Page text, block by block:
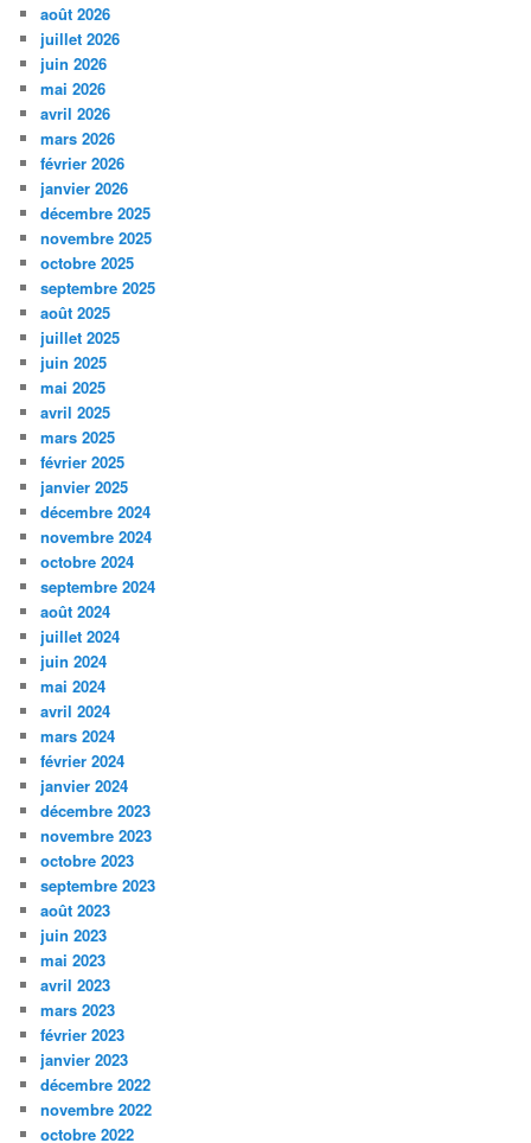
août 2026
juillet 2026
juin 2026
mai 2026
avril 2026
mars 2026
février 2026
janvier 2026
décembre 2025
novembre 2025
octobre 2025
septembre 2025
août 2025
juillet 2025
juin 2025
mai 2025
avril 2025
mars 2025
février 2025
janvier 2025
décembre 2024
novembre 2024
octobre 2024
septembre 2024
août 2024
juillet 2024
juin 2024
mai 2024
avril 2024
mars 2024
février 2024
janvier 2024
décembre 2023
novembre 2023
octobre 2023
septembre 2023
août 2023
juin 2023
mai 2023
avril 2023
mars 2023
février 2023
janvier 2023
décembre 2022
novembre 2022
octobre 2022